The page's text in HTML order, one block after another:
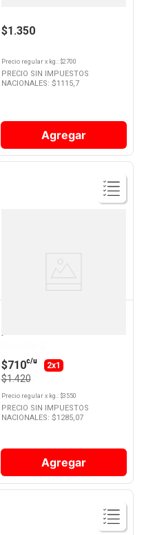
$1.350
Precio regularx kg. : $2700
PRECIO SIN IMPUESTOS
NACIONALES: $1115,7
Agregar
Producto
$710c/u 2x1
$1.420
Precio regularx kg.: $3550
PRECIO SIN IMPUESTOS
NACIONALES: $1285,07
Agregar